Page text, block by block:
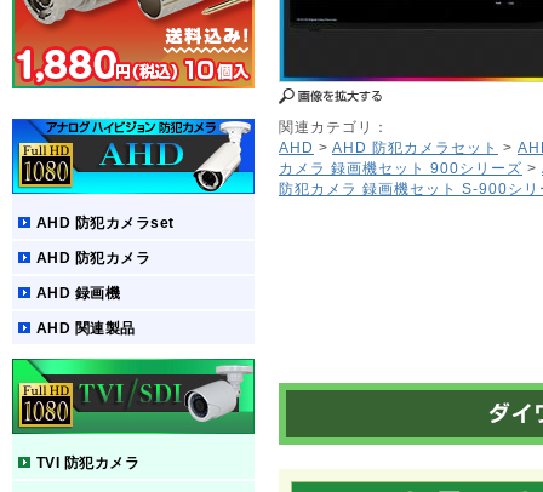
AHD 防犯カメラset
AHD 防犯カメラ
AHD 録画機
AHD 関連製品
TVI 防犯カメラ
関連カテゴリ：
AHD > AHD 防犯カメラセット >
カメラ 録画機セット 900シリーズ >
防犯カメラ 録画機セット S-900シリ